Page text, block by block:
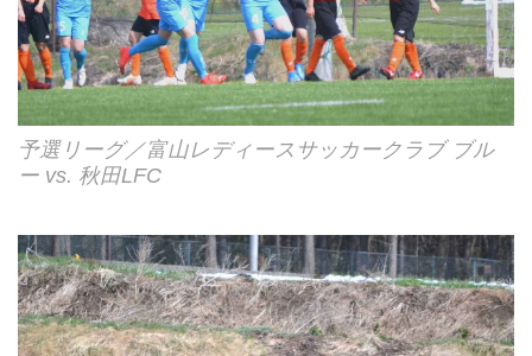
予選リーグ／富山レディースサッカークラブ ブル
ー vs. 秋田LFC